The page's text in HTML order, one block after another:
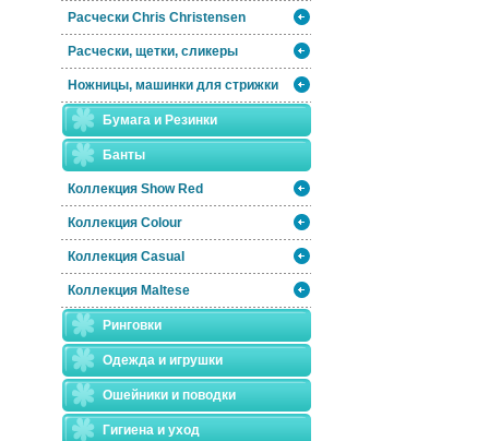
Расчески Сhris Christensen
Расчески, щетки, сликеры
Ножницы, машинки для стрижки
Бумага и Резинки
Банты
Коллекция Show Red
Коллекция Colour
Коллекция Casual
Коллекция Maltese
Ринговки
Одежда и игрушки
Ошейники и поводки
Гигиена и уход